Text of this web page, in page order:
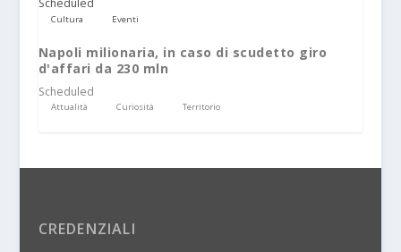
Cultura Eventi
Napoli milionaria, in caso di scudetto giro
d'affari da 230 mln
Scheduled
Attualità Curiosità Territorio
CREDENZIALI